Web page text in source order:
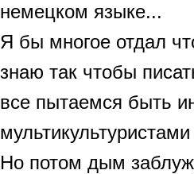
немецком языке...
Я бы многое отдал
знаю так чтобы
все пытаемся быть
Но потом дым